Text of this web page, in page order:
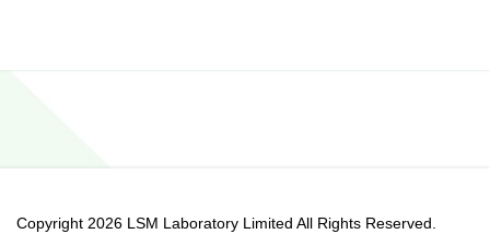
Copyright 2026 LSM Laboratory Limited All Rights Reserved.